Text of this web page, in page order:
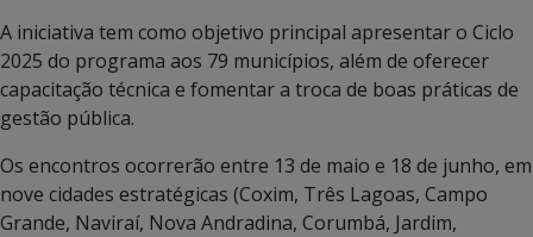
A iniciativa tem como objetivo principal apresentar o Ciclo
2025 do programa aos 79 municípios, além de oferecer
capacitação técnica e fomentar a troca de boas práticas de
gestão pública.
Os encontros ocorrerão entre 13 de maio e 18 de junho, em
nove cidades estratégicas (Coxim, Três Lagoas, Campo
Grande, Naviraí, Nova Andradina, Corumbá, Jardim,